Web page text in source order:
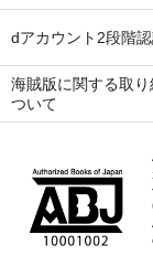
dアカウント2段階
海賊版に関する取り
ついて